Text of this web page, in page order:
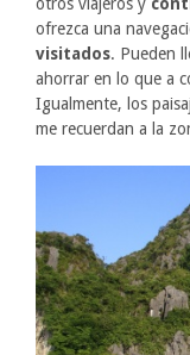
ofrezca una
visitados. Pueden
ahorrar en lo que a
Igualmente, los
me recuerdan a la